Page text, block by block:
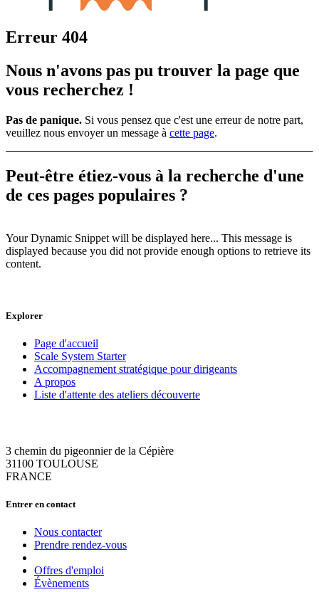
Erreur 404
Nous n'avons pas pu trouver la page que
vous recherchez !
Pas de panique. Si vous pensez que c'est une erreur de notre part,
veuillez nous envoyer un message à cette page.
Peut-être étiez-vous à la recherche d'une
de ces pages populaires ?
Your Dynamic Snippet will be displayed here... This message is
displayed because you did not provide enough options to retrieve its
content.
Explorer
Page d'accueil
Scale System Starter
Accompagnement stratégique pour dirigeants
A propos
Liste d'attente des ateliers découverte
3 chemin du pigeonnier de la Cépière
31100 TOULOUSE
FRANCE
Entrer en contact
Nous contacter
Prendre rendez-vous
Offres d'emploi
Évènements